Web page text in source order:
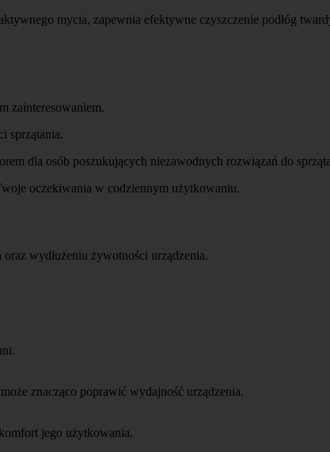
mycia, zapewnia efektywne czyszczenie podłóg
zainteresowaniem.
sprzątania.
dla osób poszukujących niezawodnych rozwiązań do
oczekiwania w codziennym użytkowaniu.
wydłużeniu żywotności urządzenia.
znacząco poprawić wydajność urządzenia.
jego użytkowania.